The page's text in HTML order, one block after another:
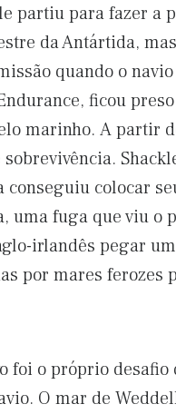
partiu para fazer a
da Antártida,
quando o
ficou
marinho. A partir
colocar
uma fuga que viu o
irlandês pegar
por mares ferozes
foi o próprio desafio
O mar de